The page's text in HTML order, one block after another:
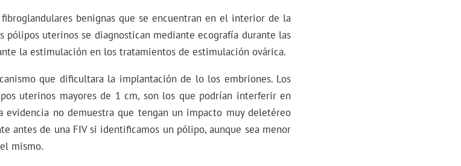
benignas que se encuentran en el interior de la
pólipos uterinos se diagnostican mediante ecografía durante las
la estimulación en los tratamientos de estimulación ovárica.
que dificultara la implantación de lo los embriones. Los
uterinos mayores de 1 cm, son los que podrían interferir en
evidencia no demuestra que tengan un impacto muy deletéreo
antes de una FIV si identificamos un pólipo, aunque sea menor
mismo.